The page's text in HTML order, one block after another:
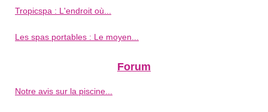
Tropicspa : L'endroit où...
Les spas portables : Le moyen...
Forum
Notre avis sur la piscine...